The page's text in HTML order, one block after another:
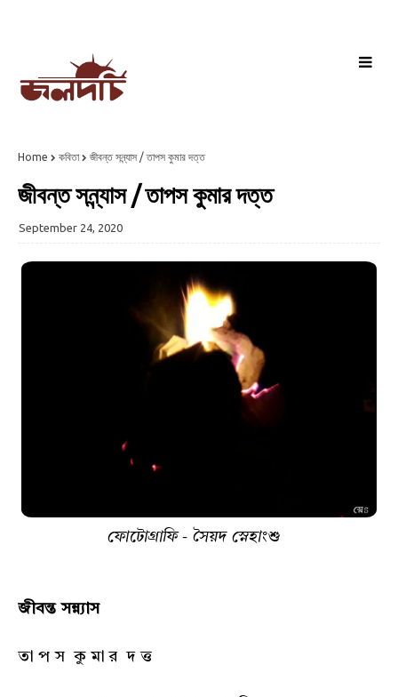
Home কবিতা জীবন্ত সন্ন্যাস / তাপস কুমার দত্ত
জীবন্ত সন্ন্যাস / তাপস কুমার দত্ত
September 24, 2020
ফোটোগ্রাফি - সৈয়দ স্নেহাংশু
জীবন্ত সন্ন্যাস
তা প স কু মা র দ ত্ত